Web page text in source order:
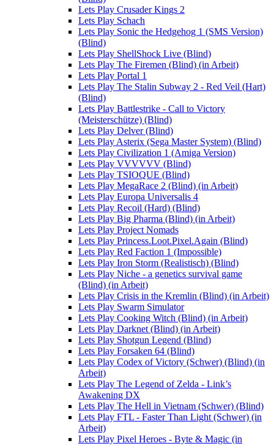
Lets Play Crusader Kings 2
Lets Play Schach
Lets Play Sonic the Hedgehog 1 (SMS Version)
(Blind)
Lets Play ShellShock Live (Blind)
Lets Play The Firemen (Blind) (in Arbeit)
Lets Play Portal 1
Lets Play The Stalin Subway 2 - Red Veil (Hart)
(Blind)
Lets Play Battlestrike - Call to Victory
(Meisterschütze) (Blind)
Lets Play Delver (Blind)
Lets Play Asterix (Sega Master System) (Blind)
Lets Play Civilization 1 (Amiga Version)
Lets Play VVVVVV (Blind)
Lets Play TSIOQUE (Blind)
Lets Play MegaRace 2 (Blind) (in Arbeit)
Lets Play Europa Universalis 4
Lets Play Recoil (Hard) (Blind)
Lets Play Big Pharma (Blind) (in Arbeit)
Lets Play Project Nomads
Lets Play Princess.Loot.Pixel.Again (Blind)
Lets Play Red Faction 1 (Impossible)
Lets Play Iron Storm (Realistisch) (Blind)
Lets Play Niche - a genetics survival game
(Blind) (in Arbeit)
Lets Play Crisis in the Kremlin (Blind) (in Arbeit)
Lets Play Swarm Simulator
Lets Play Cooking Witch (Blind) (in Arbeit)
Lets Play Darknet (Blind) (in Arbeit)
Lets Play Shotgun Legend (Blind)
Lets Play Forsaken 64 (Blind)
Lets Play Codex of Victory (Schwer) (Blind) (in
Arbeit)
Lets Play The Legend of Zelda - Link’s
Awakening DX
Lets Play The Hell in Vietnam (Schwer) (Blind)
Lets Play FTL - Faster Than Light (Schwer) (in
Arbeit)
Lets Play Pixel Heroes - Byte & Magic (in